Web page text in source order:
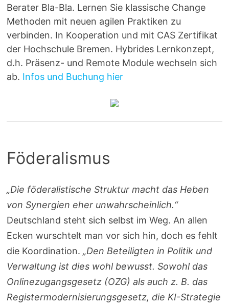
Berater Bla-Bla. Lernen Sie klassische Change
Methoden mit neuen agilen Praktiken zu
verbinden. In Kooperation und mit CAS Zertifikat
der Hochschule Bremen. Hybrides Lernkonzept,
d.h. Präsenz- und Remote Module wechseln sich
ab. Infos und Buchung hier
Föderalismus
„Die föderalistische Struktur macht das Heben
von Synergien eher unwahrscheinlich.“
Deutschland steht sich selbst im Weg. An allen
Ecken wurschtelt man vor sich hin, doch es fehlt
die Koordination.„Den Beteiligten in Politik und
Verwaltung ist dies wohl bewusst. Sowohl das
Onlinezugangsgesetz (OZG) als auch z. B. das
Registermodernisierungsgesetz, die KI-Strategie